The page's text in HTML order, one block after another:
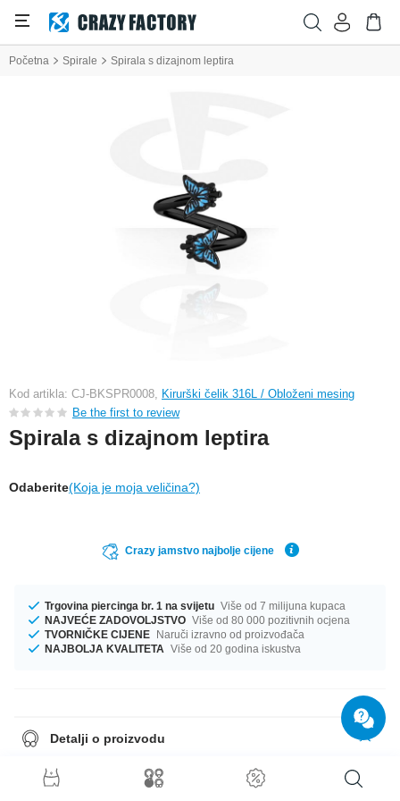
Početna Spirale Spirala s dizajnom leptira
Kod artikla: CJ-BKSPR0008, Kirurški čelik 316L / Obloženi mesing
Be the first to review
Spirala s dizajnom leptira
Odaberite(Koja je moja veličina?)
Crazy jamstvo najbolje cijene
Trgovina piercinga br. 1 na svijetu Više od 7 milijuna kupaca
NAJVEĆE ZADOVOLJSTVO Više od 80 000 pozitivnih ocjena
TVORNIČKE CIJENE Naruči izravno od proizvođača
NAJBOLJA KVALITETA Više od 20 godina iskustva
Detalji o proizvodu
Savršen pratitelj za svaku priliku... Dostupni promjeri iznose od 6 mm do
12 mm. otkačen proizvod nenadmašne kvalitete izravno iz proizvodnog